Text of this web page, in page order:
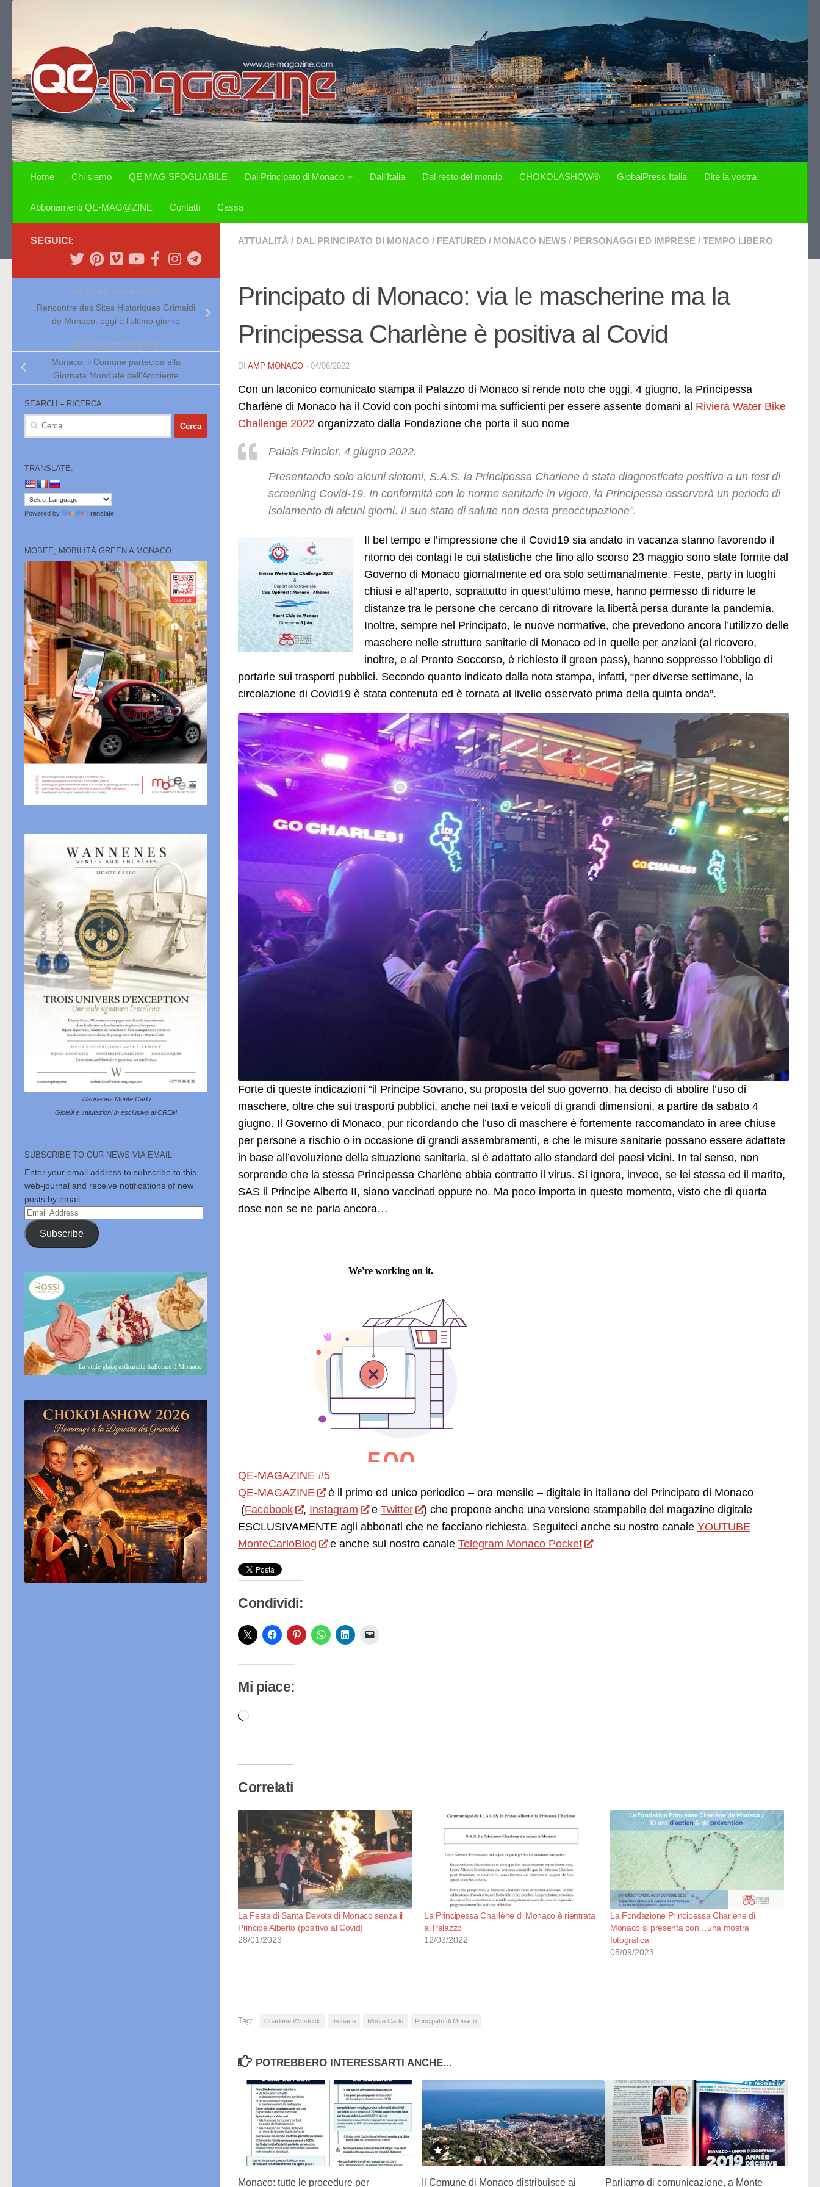
Home Chi siamo QE MAG SFOGLIABILE Dal Principato di Monaco Dall’Italia Dal resto del mondo CHOKOLASHOW® GlobalPress Italia Dite la vostra
Abbonamenti QE-MAG@ZINE Contatti Cassa
ATTUALITÀ / DAL PRINCIPATO DI MONACO / FEATURED / MONACO NEWS / PERSONAGGI ED IMPRESE / TEMPO LIBERO
Principato di Monaco: via le mascherine ma la
Principessa Charlène è positiva al Covid
DI AMP MONACO · 04/06/2022
Con un laconico comunicato stampa il Palazzo di Monaco si rende noto che oggi, 4 giugno, la Principessa
Charlène di Monaco ha il Covid con pochi sintomi ma sufficienti per essere assente domani al Riviera Water Bike
Challenge 2022 organizzato dalla Fondazione che porta il suo nome
Palais Princier, 4 giugno 2022.
Presentando solo alcuni sintomi, S.A.S. la Principessa Charlene è stata diagnosticata positiva a un test di
screening Covid-19. In conformità con le norme sanitarie in vigore, la Principessa osserverà un periodo di
isolamento di alcuni giorni. Il suo stato di salute non desta preoccupazione”.
Il bel tempo e l’impressione che il Covid19 sia andato in vacanza stanno favorendo il
ritorno dei contagi le cui statistiche che fino allo scorso 23 maggio sono state fornite dal
Governo di Monaco giornalmente ed ora solo settimanalmente. Feste, party in luoghi
chiusi e all’aperto, soprattutto in quest’ultimo mese, hanno permesso di ridurre le
distanze tra le persone che cercano di ritrovare la libertà persa durante la pandemia.
Inoltre, sempre nel Principato, le nuove normative, che prevedono ancora l’utilizzo delle
maschere nelle strutture sanitarie di Monaco ed in quelle per anziani (al ricovero,
inoltre, e al Pronto Soccorso, è richiesto il green pass), hanno soppresso l’obbligo di
portarle sui trasporti pubblici. Secondo quanto indicato dalla nota stampa, infatti, “per diverse settimane, la
circolazione di Covid19 è stata contenuta ed è tornata al livello osservato prima della quinta onda”.
Forte di queste indicazioni “il Principe Sovrano, su proposta del suo governo, ha deciso di abolire l’uso di
maschere, oltre che sui trasporti pubblici, anche nei taxi e veicoli di grandi dimensioni, a partire da sabato 4
giugno. Il Governo di Monaco, pur ricordando che l’uso di maschere è fortemente raccomandato in aree chiuse
per persone a rischio o in occasione di grandi assembramenti, e che le misure sanitarie possano essere adattate
in base all’evoluzione della situazione sanitaria, si è adattato allo standard dei paesi vicini. In tal senso, non
sorprende che la stessa Principessa Charlène abbia contratto il virus. Si ignora, invece, se lei stessa ed il marito,
SAS il Principe Alberto II, siano vaccinati oppure no. Ma poco importa in questo momento, visto che di quarta
dose non se ne parla ancora…
QE-MAGAZINE #5
QE-MAGAZINE
è il primo ed unico periodico – ora mensile – digitale in italiano del Principato di Monaco
(Facebook , Instagram e Twitter
) che propone anche una versione stampabile del magazine digitale
ESCLUSIVAMENTE agli abbonati che ne facciano richiesta. Seguiteci anche su nostro canale YOUTUBE
MonteCarloBlog
e anche sul nostro canale Telegram Monaco Pocket
Condividi:
Mi piace:
Caricamento
Correlati
La Festa di Santa Devota di Monaco senza il
Principe Alberto (positivo al Covid)
28/01/2023
La Principessa Charlène di Monaco è rientrata
al Palazzo
12/03/2022
La Fondazione Principessa Charlene di
Monaco si presenta con…una mostra
fotografica
05/09/2023
Tag: Charlene Wittstock monaco Monte Carlo Principato di Monaco
POTREBBERO INTERESSARTI ANCHE...
Monaco: tutte le procedure per Il Comune di Monaco distribuisce ai Parliamo di comunicazione, a Monte
SEGUICI:
ARTICOLO SUCCESSIVO
Rencontre des Sites Historiques Grimaldi
de Monaco: oggi è l’ultimo giorno
ARTICOLO PRECEDENTE
Monaco: il Comune partecipa alla
Giornata Mondiale dell’Ambiente
SEARCH – RICERCA
Ricerca
TRANSLATE:
Powered by Translate
MOBEE, MOBILITÀ GREEN A MONACO
Wannenes Monte Carlo
Gioielli e valutazioni in esclusiva al CREM
SUBSCRIBE TO OUR NEWS VIA EMAIL
Enter your email address to subscribe to this
web-journal and receive notifications of new
posts by email.
Email
Address
Subscribe